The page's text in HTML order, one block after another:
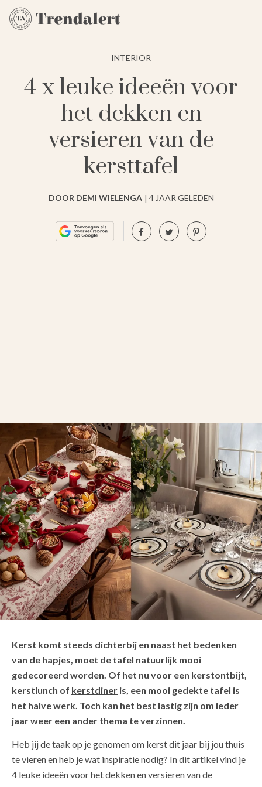
INTERIOR
4 x leuke ideeën voor
het dekken en
versieren van de
kersttafel
DOOR DEMI WIELENGA 4 JAAR GELEDEN
Kerst komt steeds dichterbij en naast het bedenken
van de hapjes, moet de tafel natuurlijk mooi
gedecoreerd worden. Of het nu voor een kerstontbijt,
kerstlunch of kerstdiner is, een mooi gedekte tafel is
het halve werk. Toch kan het best lastig zijn om ieder
jaar weer een ander thema te verzinnen.
Heb jij de taak op je genomen om kerst dit jaar bij jou thuis
te vieren en heb je wat inspiratie nodig? In dit artikel vind je
4 leuke ideeën voor het dekken en versieren van de